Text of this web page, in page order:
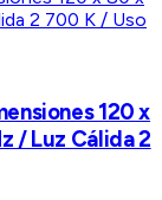
120 x
/ Luz Cálida 2